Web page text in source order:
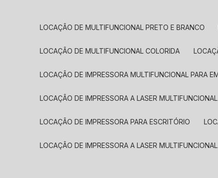
LOCAÇÃO DE MULTIFUNCIONAL PRETO E BRANCO
LOCAÇÃO DE MULTIFUNCIONAL COLORIDA
LOCAÇÃO DE IMPRESSORA MULTIFUNCIONAL PARA
LOCAÇÃO DE IMPRESSORA A LASER MULTIFUNCIONAL
LOCAÇÃO DE IMPRESSORA PARA ESCRITÓRIO
LOCAÇÃO DE IMPRESSORA A LASER